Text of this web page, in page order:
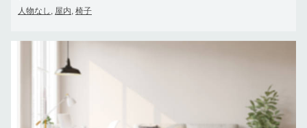
人物なし , 屋内, 椅子